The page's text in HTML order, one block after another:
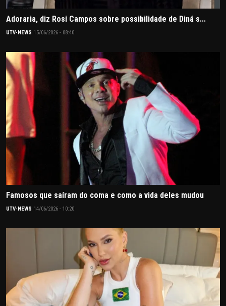
Adoraria, diz Rosi Campos sobre possibilidade de Diná s...
UTV-NEWS 15/06/2026 - 08:40
Famosos que saíram do coma e como a vida deles mudou
UTV-NEWS 14/06/2026 - 10:20